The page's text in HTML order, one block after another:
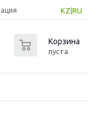
KZ RU
Корзина
пуста